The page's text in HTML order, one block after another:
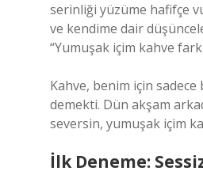
serinliği yüzüme hafifçe
ve kendime dair
“Yumuşak içim kahve
Kahve, benim için sadece
demekti. Dün akşam
seversin, yumuşak içim
İlk Deneme: